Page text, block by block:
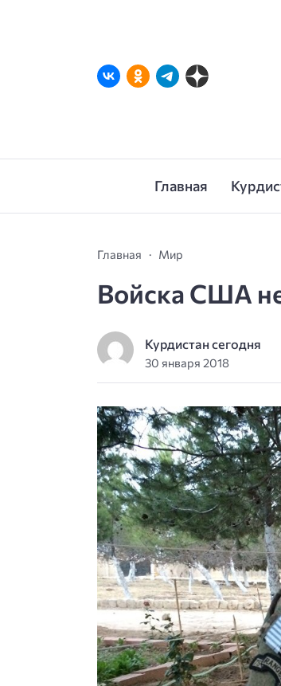
Главная
Главная Мир
Войска США
Курдистан сегодня
30 января 2018